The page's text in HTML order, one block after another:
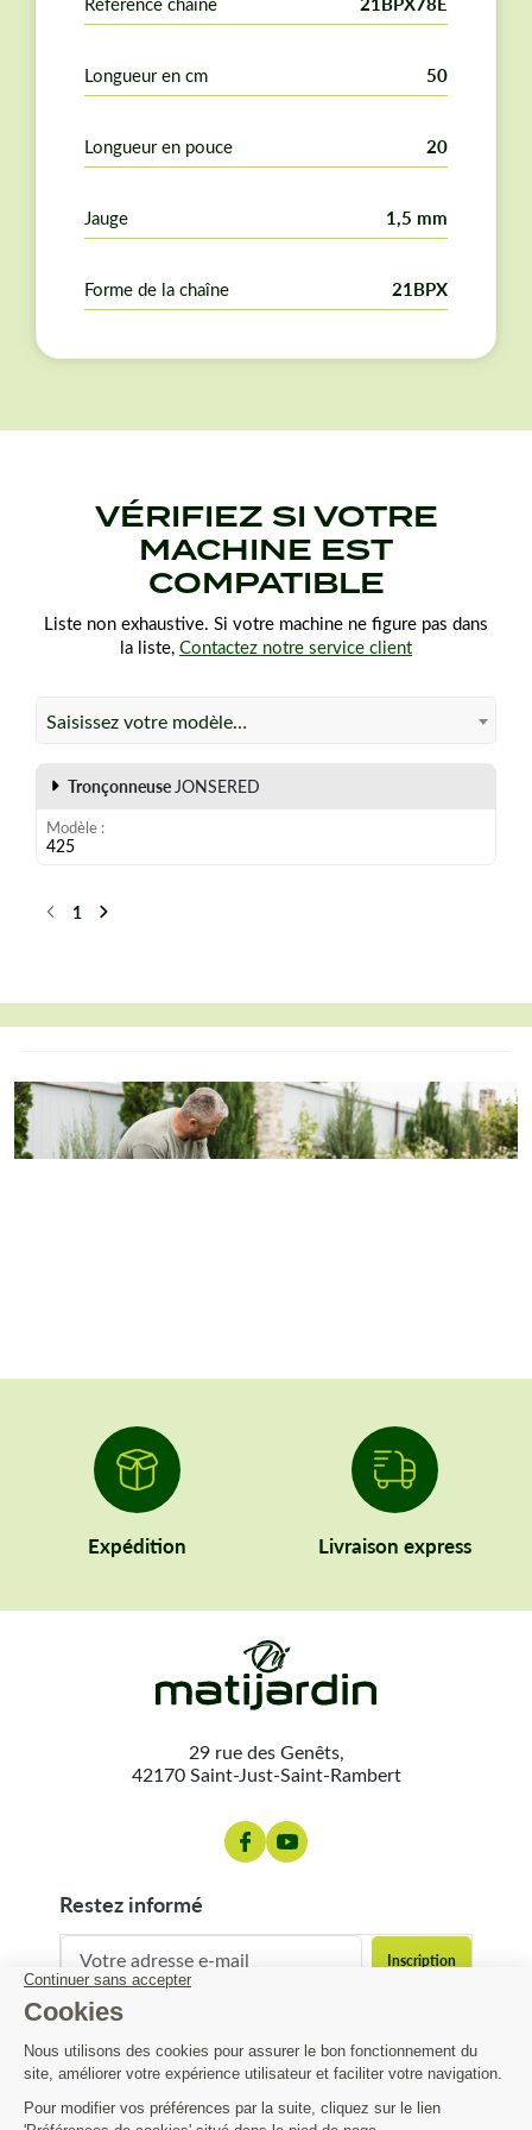
Longueur en cm 50
Longueur en pouce 20
Jauge 1,5 mm
Forme de la chaîne 21BPX
VÉRIFIEZ SI VOTRE
MACHINE EST
COMPATIBLE
Liste non exhaustive. Si votre machine ne figure pas dans
la liste, Contactez notre service client
Saisissez votre modèle…
Tronçonneuse JONSERED
Modèle
425
Précédent
1 Suivant
Expédition Livraison express
29 rue des Genêts,
42170 Saint-Just-Saint-Rambert
restez informé
contact@matijardin.fr 04 81 120 120
Matijardin